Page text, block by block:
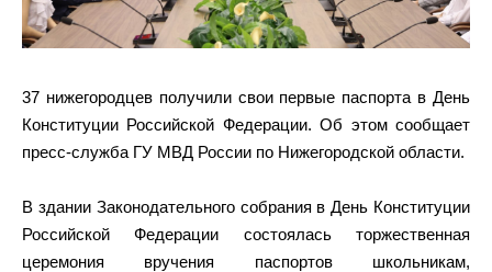
37 нижегородцев получили свои первые паспорта в День
Конституции Российской Федерации. Об этом сообщает
пресс-служба ГУ МВД России по Нижегородской области.
В здании Законодательного собрания в День Конституции
Российской Федерации состоялась торжественная
церемония вручения паспортов школьникам,